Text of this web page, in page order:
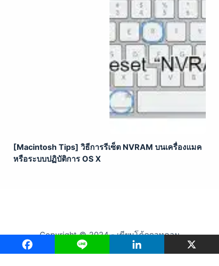
[Macintosh Tips] วิธีการรีเซ็ต NVRAM บนเครื่องแมค
หรือระบบปฏิบัติการ OS X
Copyright © 2024 - เขียนโค้ดดอทคอม